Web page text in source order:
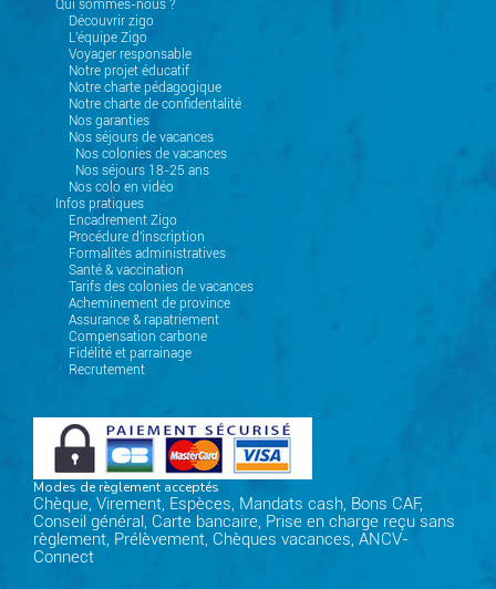
Qui sommes-nous ?
Découvrir zigo
L'équipe Zigo
Voyager responsable
Notre projet éducatif
Notre charte pédagogique
Notre charte de confidentalité
Nos garanties
Nos séjours de vacances
Nos colonies de vacances
Nos séjours 18-25 ans
Nos colo en vidéo
Infos pratiques
Encadrement Zigo
Procédure d'inscription
Formalités administratives
Santé & vaccination
Tarifs des colonies de vacances
Acheminement de province
Assurance & rapatriement
Compensation carbone
Fidélité et parrainage
Recrutement
Modes de règlement acceptés
Chèque, Virement, Espèces, Mandats cash, Bons CAF,
Conseil général, Carte bancaire, Prise en charge reçu sans
règlement, Prélèvement, Chèques vacances, ANCV-
Connect